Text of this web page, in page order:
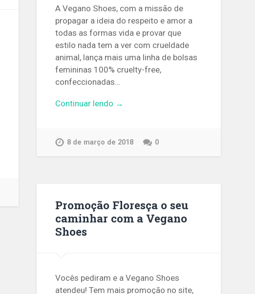
A Vegano Shoes, com a missão de
propagar a ideia do respeito e amor a
todas as formas vida e provar que
estilo nada tem a ver com crueldade
animal, lança mais uma linha de bolsas
femininas 100% cruelty-free,
confeccionadas…
Continuar lendo →
8 de março de 2018 0
Promoção Floresça o seu
caminhar com a Vegano
Shoes
Vocês pediram e a Vegano Shoes
atendeu! Tem mais promoção no site,